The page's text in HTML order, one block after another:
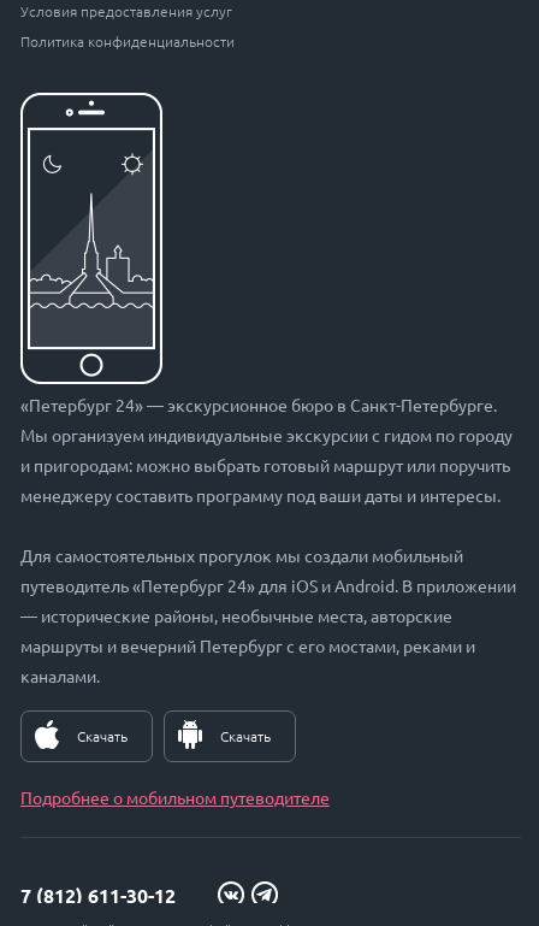
Условия предоставления услуг
Политика конфиденциальности
«Петербург 24» — экскурсионное бюро в Санкт-Петербурге.
Мы организуем индивидуальные экскурсии с гидом по городу
и пригородам: можно выбрать готовый маршрут или поручить
менеджеру составить программу под ваши даты и интересы.
Для самостоятельных прогулок мы создали мобильный
путеводитель «Петербург 24» для iOS и Android. В приложении
— исторические районы, необычные места, авторские
маршруты и вечерний Петербург с его мостами, реками и
каналами.
Скачать Скачать
Подробнее о мобильном путеводителе
7 (812) 611-30-12